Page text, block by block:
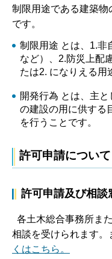
制限用途である建築物
です。
制限用途 とは、1.非
など）、2.防災上配
たは2. になりえる用
開発行為 とは、主
の建設の用に供する
を行うことです。
許可申請について
許可申請及び相談
各土木総合事務所ま
相談を受けられます。
くはこちら。